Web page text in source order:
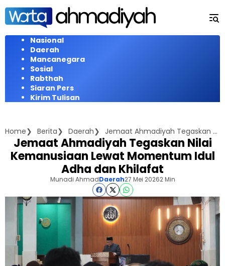
Langsung
konten
Nasional
Daerah
Mancanegara
Sosial
Rabthah
Siaran Pers
Kirim Tulisan
Home Berita Daerah Jemaat Ahmadiyah Tegaskan Nilai Kemanusiaan Lewat Momentum Idul Adha dan Khilafat
Jemaat Ahmadiyah Tegaskan Nilai
Kemanusiaan Lewat Momentum Idul
Adha dan Khilafat
Munadi AhmadDaerah27 Mei 20262 Min